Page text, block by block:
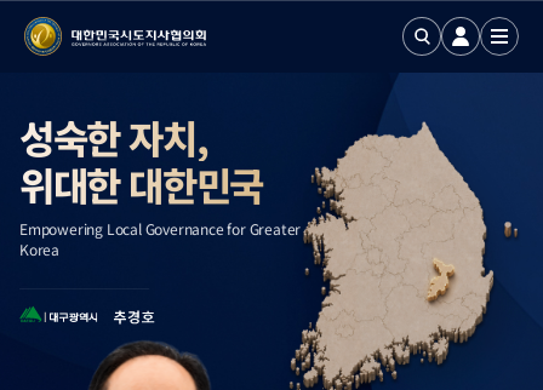
성숙한 자치,
위대한 대한민국
Empowering Local Governance for Greater
Korea